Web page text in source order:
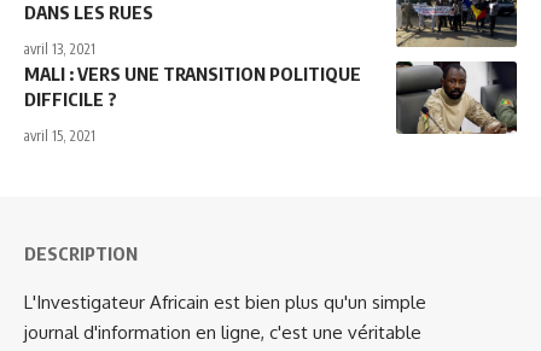
DANS LES RUES
avril 13, 2021
MALI : VERS UNE TRANSITION POLITIQUE
DIFFICILE ?
avril 15, 2021
DESCRIPTION
L'Investigateur Africain est bien plus qu'un simple
journal d'information en ligne, c'est une véritable